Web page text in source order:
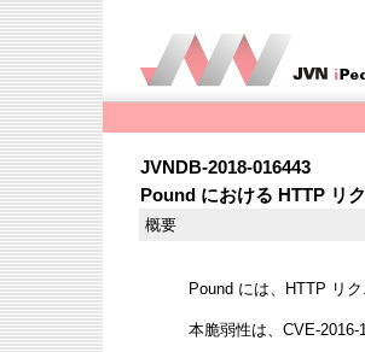
JVNDB-2018-016443
Pound における HTTP リ
概要
Pound には、HTTP リ
本脆弱性は、CVE-